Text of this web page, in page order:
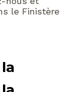
le Finistère